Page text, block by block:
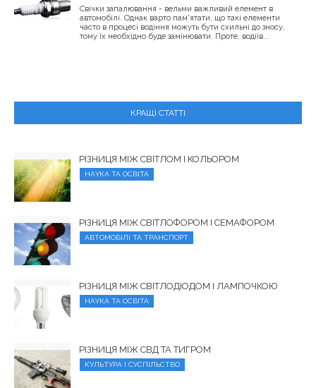
Свічки запалювання - вельми важливий елемент в
автомобілі. Однак варто пам'ятати, що такі елементи
часто в процесі водіння можуть бути схильні до зносу,
тому їх необхідно буде замінювати. Проте, водіїв...
КРАЩІ СТАТТІ
РІЗНИЦЯ МІЖ СВІТЛОМ І КОЛЬОРОМ
НАУКА ТА ОСВІТА
РІЗНИЦЯ МІЖ СВІТЛОФОРОМ І СЕМАФОРОМ
АВТОМОБІЛІ ТА ТРАНСПОРТ
РІЗНИЦЯ МІЖ СВІТЛОДІОДОМ І ЛАМПОЧКОЮ
НАУКА ТА ОСВІТА
РІЗНИЦЯ МІЖ СВД ТА ТИГРОМ
КУЛЬТУРА І СУСПІЛЬСТВО